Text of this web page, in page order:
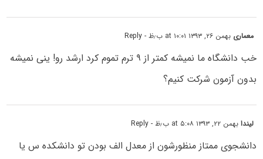
معماری بهمن ۲۶, ۱۳۹۳ at ۱۰:۰۱ ب٫ظ - Reply
خب دانشگاه ما نمیشه کمتر از ۹ ترم تموم کرد ارشد رو! ینی نمیشه
بدون آزمون شرکت کنیم؟
لیندابهمن ۲۲, ۱۳۹۳ at ۵:۰۸ ب٫ظ - Reply
دانشجوی ممتاز منظورشون از معدل الف بودن تو دانشکده س یا